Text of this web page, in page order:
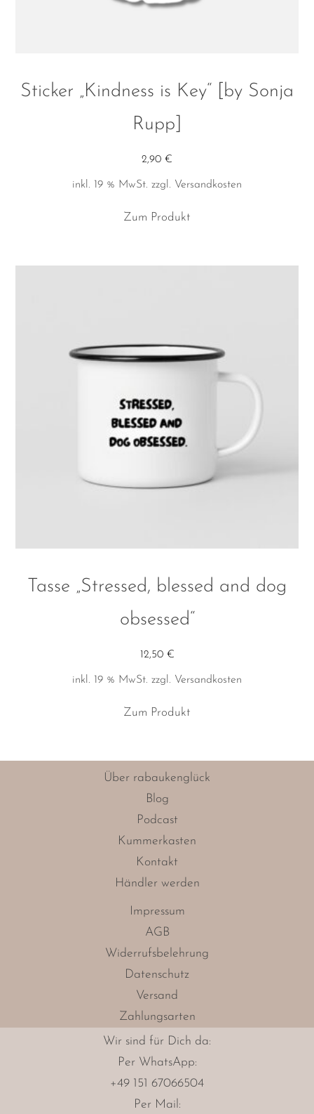
Sticker „Kindness is Key“ [by Sonja
Rupp]
2,90 €
inkl. 19 % MwSt. zzgl. Versandkosten
Zum Produkt
Tasse „Stressed, blessed and dog
obsessed“
12,50 €
inkl. 19 % MwSt. zzgl. Versandkosten
Zum Produkt
Über rabaukenglück
Blog
Podcast
Kummerkasten
Kontakt
Händler werden
Impressum
AGB
Widerrufsbelehrung
Datenschutz
Versand
Zahlungsarten
Wir sind für Dich da:
Per WhatsApp:
+49 151 67066504
Per Mail: